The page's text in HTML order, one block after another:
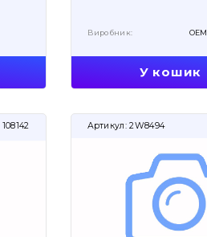
Виробник: OEM
У кошик
108142 Артикул: 2W8494